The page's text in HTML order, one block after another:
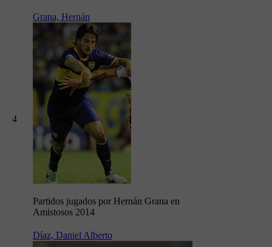
4
Grana, Hernán
Partidos jugados por Hernán Grana en
Amistosos 2014
Díaz, Daniel Alberto